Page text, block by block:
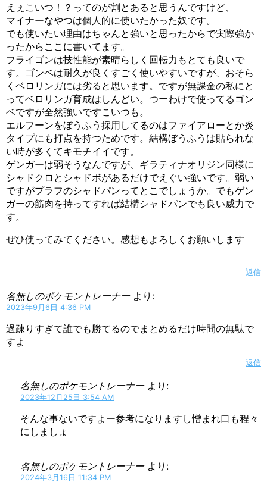
えぇこいつ！？ってのが割とあると思うんですけど、
マイナーなやつは個人的に使いたかった奴です。
でも使いたい理由はちゃんと強いと思ったからで実際強か
ったからここに書いてます。
フライゴンは技性能が素晴らしく回転力もとても良いで
す。ゴンベは耐久が良くすごく使いやすいですが、おそら
くベロリンガには劣ると思います。ですが無課金の私にと
ってベロリンガ育成はしんどい。つーわけで使ってるゴン
ベですが全然強いですこいつも。
エルフーンをぼうふう採用してるのはファイアローとか炎
タイプにも打点を持つためです。結構ぼうふうは貼られな
い時が多くてキモチイイです。
ゲンガーは弱そうなんですが、ギラティナオリジン同様に
シャドクロとシャドボがあるだけでえぐい強いです。弱い
ですがプラフのシャドパンってとこでしょうか。でもゲン
ガーの筋肉を持ってすれば結構シャドパンでも良い威力で
す。
ぜひ使ってみてください。感想もよろしくお願いします
返信
名無しのポケモントレーナー より:
2023年9月6日 4:36 PM
過疎りすぎて誰でも勝てるのでまとめるだけ時間の無駄で
すよ
返信
名無しのポケモントレーナー より:
2023年12月25日 3:54 AM
そんな事ないですよー参考になりますし憎まれ口も程々
にしましょ
名無しのポケモントレーナー より:
2024年3月16日 11:34 PM